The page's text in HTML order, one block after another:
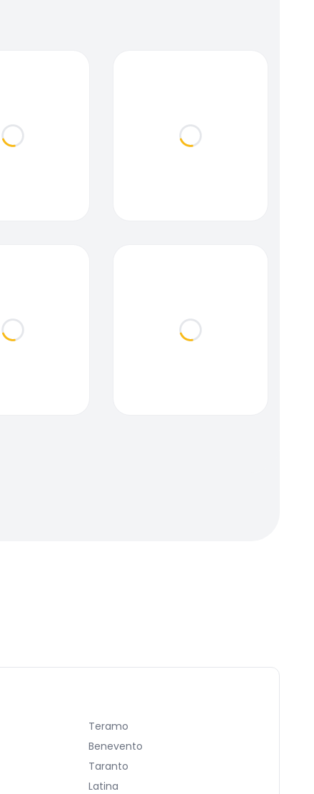
Loading... Loading...
Loading... Loading...
Teramo
Benevento
Taranto
Latina